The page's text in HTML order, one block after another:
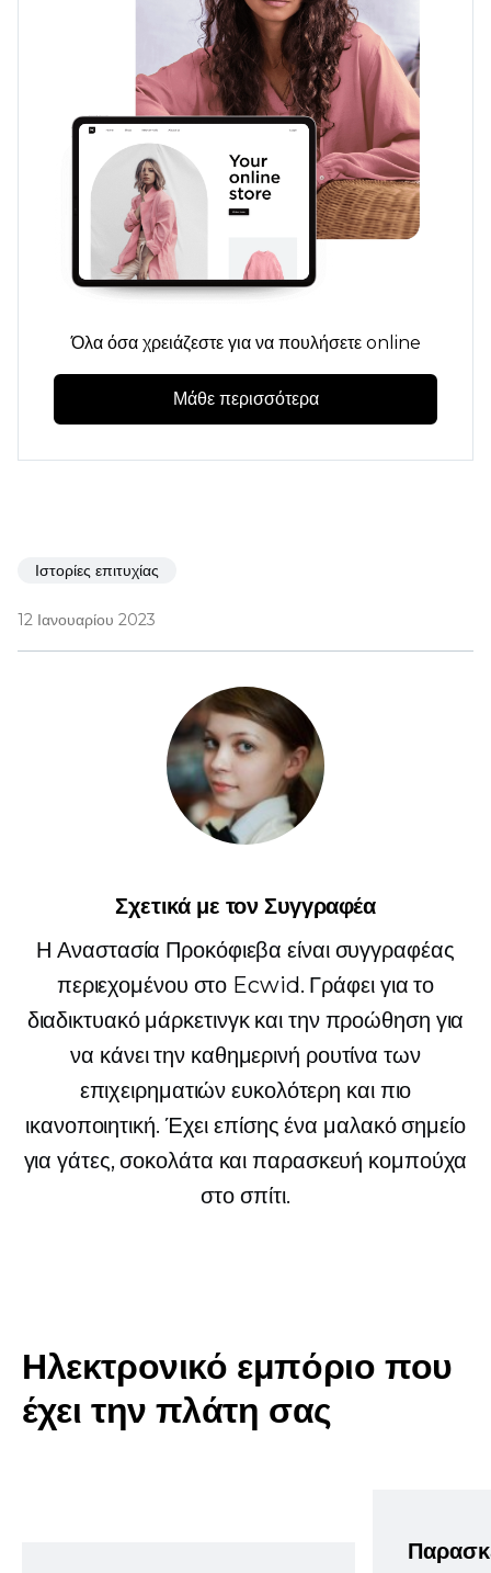
Όλα όσα χρειάζεστε για να πουλήσετε online
Μάθε περισσότερα
Ιστορίες επιτυχίας
12 Ιανουαρίου 2023
Σχετικά με τον Συγγραφέα
Η Αναστασία Προκόφιεβα είναι συγγραφέας
περιεχομένου στο Ecwid. Γράφει για το
διαδικτυακό μάρκετινγκ και την προώθηση για
να κάνει την καθημερινή ρουτίνα των
επιχειρηματιών ευκολότερη και πιο
ικανοποιητική. Έχει επίσης ένα μαλακό σημείο
για γάτες, σοκολάτα και παρασκευή κομπούχα
στο σπίτι.
Ηλεκτρονικό εμπόριο που
έχει την πλάτη σας